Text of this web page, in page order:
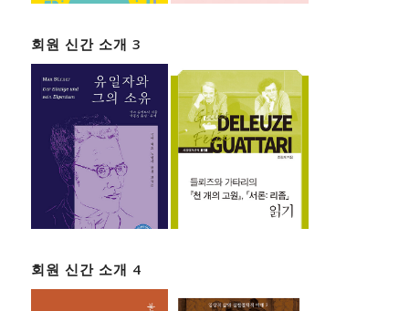
회원 신간 소개 3
회원 신간 소개 4